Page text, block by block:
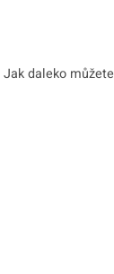
Jak daleko